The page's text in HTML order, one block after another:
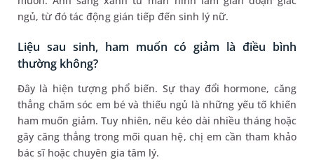
ngủ, từ đó tác động gián tiếp đến sinh lý nữ.
Liệu sau sinh, ham muốn có giảm là điều bình
thường không?
Đây là hiện tượng phổ biến. Sự thay đổi hormone, căng
thẳng chăm sóc em bé và thiếu ngủ là những yếu tố khiến
ham muốn giảm. Tuy nhiên, nếu kéo dài nhiều tháng hoặc
gây căng thẳng trong mối quan hệ, chị em cần tham khảo
bác sĩ hoặc chuyên gia tâm lý.